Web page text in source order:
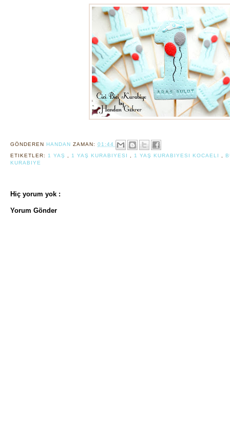
GÖNDEREN HANDAN ZAMAN: 01:44
ETIKETLER: 1 YAŞ 1 YAŞ KURABIYESI 1 YAŞ KURABIYESI KOCAELI
KURABIYE
Hiç yorum yok :
Yorum Gönder